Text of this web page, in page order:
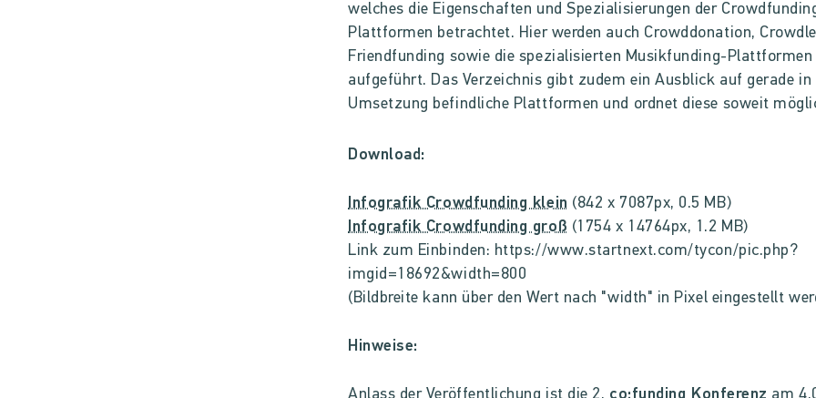
welches die Eigenschaften und Spezialisierungen der
Plattformen betrachtet. Hier werden auch Crowddonation,
Friendfunding sowie die spezialisierten Musikfunding-Plattformen
aufgeführt. Das Verzeichnis gibt zudem ein Ausblick auf gerade in
Umsetzung befindliche Plattformen und ordnet diese soweit
Download:
Infografik Crowdfunding klein (842 x 7087px, 0.5 MB)
Infografik Crowdfunding groß (1754 x 14764px, 1.2 MB)
Link zum Einbinden: https://www.startnext.com/tycon/pic.php?
imgid=18692&width=800
(Bildbreite kann über den Wert nach "width" in Pixel eingestellt
Hinweise: